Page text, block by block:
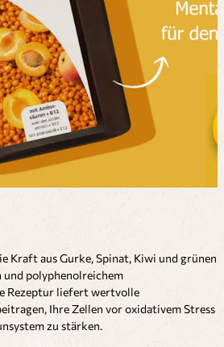
Kraft aus Gurke, Spinat, Kiwi und grünen
polyphenolreichem
Rezeptur liefert wertvolle
Ihre Zellen vor oxidativem Stress
zu stärken.